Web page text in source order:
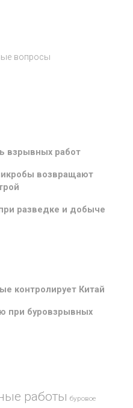
вопросы
взрывных работ
возвращают
разведке и добыче
контролирует Китай
при буровзрывных
работы буровое